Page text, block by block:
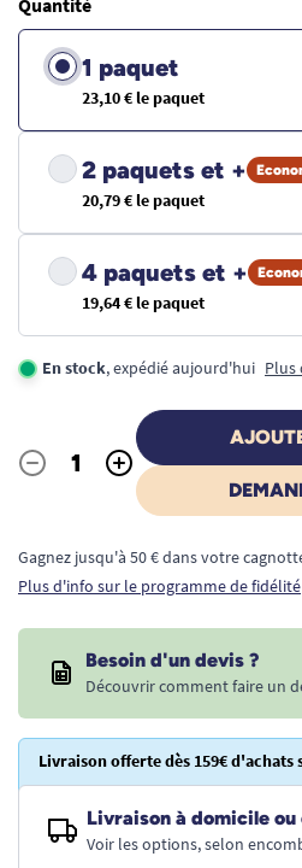
Quantité
1 paquet
23,10 € le paquet
2 paquets et +
20,79 € le paquet
4 paquets et +
19,64 € le paquet
En stock, expédié aujourd'hui Plus
Quantité
- +
Gagnez jusqu'à 50 € dans votre
Plus d'info sur le programme de fidélité
Besoin d'un devis ?
Découvrir comment faire un
Livraison offerte dès 159€ d'achats
Livraison à domicile
Voir les options, selon